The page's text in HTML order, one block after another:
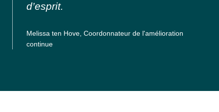
d’esprit.
Melissa ten Hove, Coordonnateur de l'amélioration
continue